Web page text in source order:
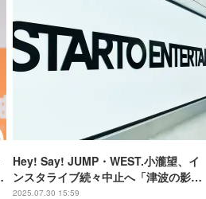
Hey! Say! JUMP・WEST.小瀧望、イ
ンスタライブ続々中止へ「津波の影響
により」
2025.07.30 15:59